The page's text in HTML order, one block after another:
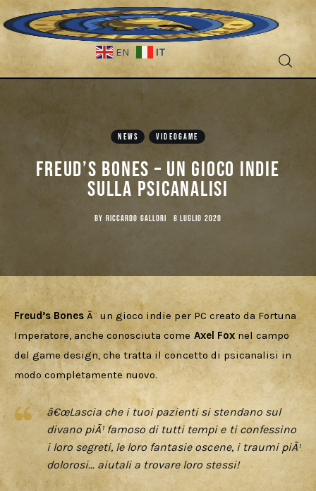
EN IT
Games
Recensioni
Cercatori
Download
NEWS VIDEOGAME
Freud’s Bones – Un gioco indie
sulla psicanalisi
BY RICCARDO GALLORI 8 LUGLIO 2020
Freud’s Bones Ã¨ un gioco indie per PC creato da Fortuna
Imperatore, anche conosciuta come Axel Fox nel campo
del game design, che tratta il concetto di psicanalisi in
modo completamente nuovo.
â€œLascia che i tuoi pazienti si stendano sul
divano piÃ¹ famoso di tutti tempi e ti confessino
i loro segreti, le loro fantasie oscene, i traumi piÃ¹
dolorosi… aiutali a trovare loro stessi!